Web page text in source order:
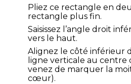
Pliez ce rectangle en
rectangle plus fin.
Saisissez l’angle droit
vers le haut.
Alignez le côté inférieur
ligne verticale au centre
venez de marquer la
cœur).